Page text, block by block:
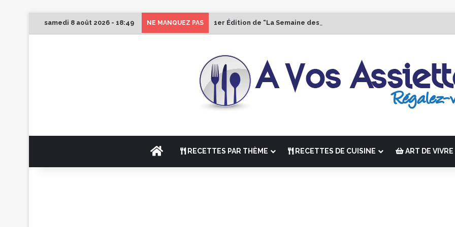
samedi 8 août 2026 - 18:49 NE MANQUEZ PAS 1er Édition de “La Semaine des Chefs” du 19 au 24 octobre 2026
ACCUEILRECETTES PAR THÈME RECETTES DE CUISINE ART DE VIVRE